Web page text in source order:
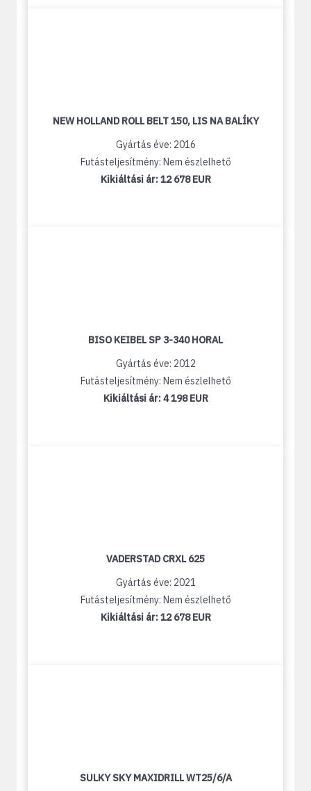
NEW HOLLAND ROLL BELT 150, LIS NA BALÍKY
Gyártás éve: 2016
Futásteljesítmény: Nem észlelhető
Kikiáltási ár:12 678 EUR
BISO KEIBEL SP 3-340 HORAL
Gyártás éve: 2012
Futásteljesítmény: Nem észlelhető
Kikiáltási ár:4 198 EUR
VADERSTAD CRXL 625
Gyártás éve: 2021
Futásteljesítmény: Nem észlelhető
Kikiáltási ár:12 678 EUR
SULKY SKY MAXIDRILL WT25/6/A